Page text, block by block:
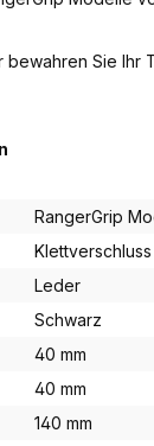
bewahren Sie Ihr
RangerGrip
Klettverschluss
Leder
Schwarz
40 mm
40 mm
140 mm